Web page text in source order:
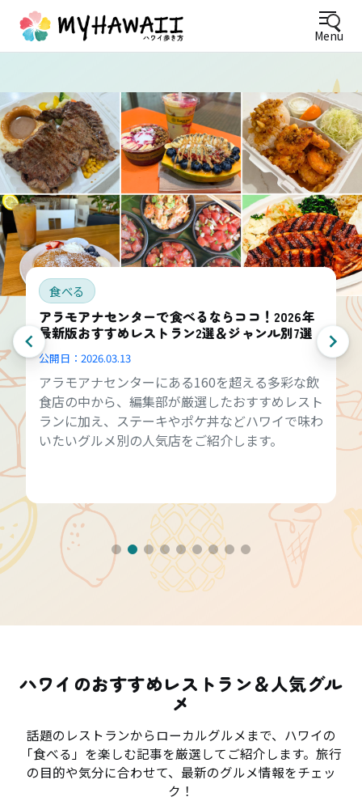
Menu
食べる
アラモアナセンターで食べるならココ！2026年
最新版おすすめレストラン2選＆ジャンル別7選
公開日： 2026.03.13
アラモアナセンターにある160を超える多彩な飲
食店の中から、編集部が厳選したおすすめレスト
ランに加え、ステーキやポケ丼などハワイで味わ
いたいグルメ別の人気店をご紹介します。
ハワイのおすすめレストラン＆人気グル
メ
話題のレストランからローカルグルメまで、ハワイの
「食べる」を楽しむ記事を厳選してご紹介します。旅行
の目的や気分に合わせて、最新のグルメ情報をチェッ
ク！